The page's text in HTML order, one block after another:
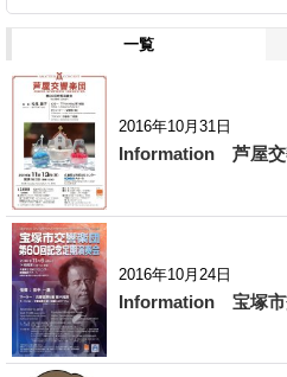
一覧
2016年10月31日
Information 芦屋交
2016年10月24日
Information 宝塚市